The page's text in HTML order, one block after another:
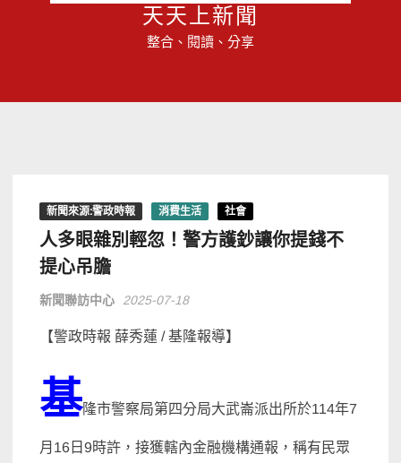
天天上新聞
整合、閱讀、分享
新聞來源:警政時報 消費生活 社會
人多眼雜別輕忽！警方護鈔讓你提錢不
提心吊膽
新聞聯訪中心 2025-07-18
【警政時報 薛秀蓮 / 基隆報導】
基隆市警察局第四分局大武崙派出所於114年7
月16日9時許，接獲轄內金融機構通報，稱有民眾